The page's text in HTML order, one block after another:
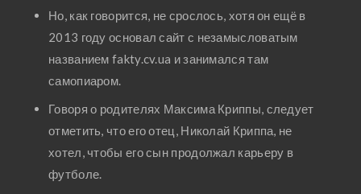
Но, как говорится, не срослось, хотя он ещё в
2013 году основал сайт с незамысловатым
названием fakty.cv.ua и занимался там
самопиаром.
Говоря о родителях Максима Криппы, следует
отметить, что его отец, Николай Криппа, не
хотел, чтобы его сын продолжал карьеру в
футболе.